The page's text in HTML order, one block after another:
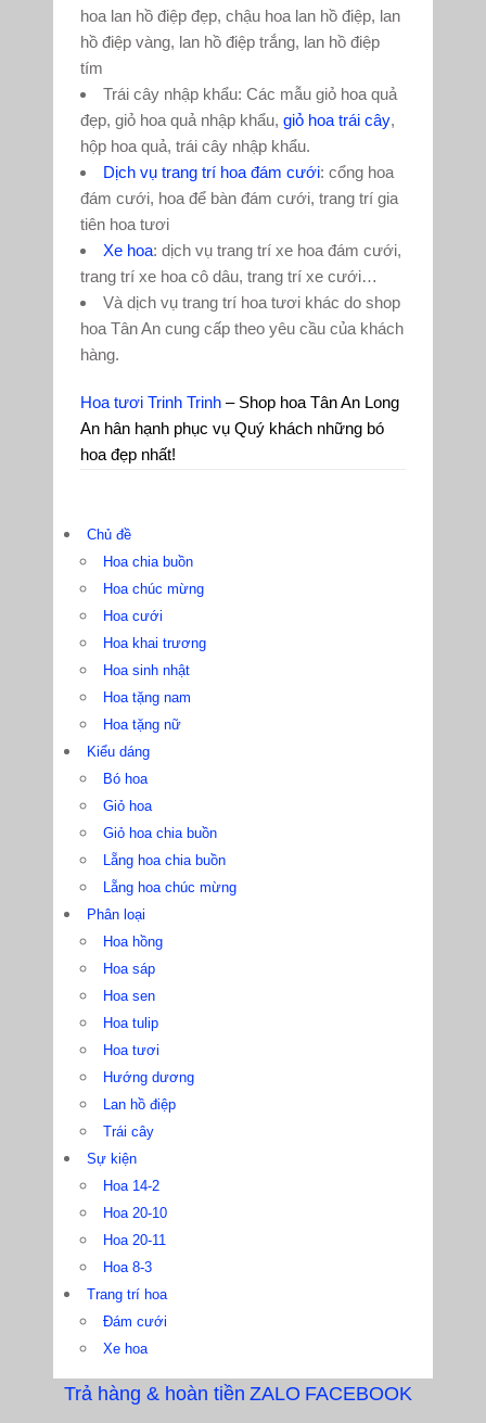
hoa lan hồ điệp đẹp, chậu hoa lan hồ điệp, lan
hồ điệp vàng, lan hồ điệp trắng, lan hồ điệp
tím
Trái cây nhập khẩu: Các mẫu giỏ hoa quả
đẹp, giỏ hoa quả nhập khẩu, giỏ hoa trái cây,
hộp hoa quả, trái cây nhập khẩu.
Dịch vụ trang trí hoa đám cưới: cổng hoa
đám cưới, hoa để bàn đám cưới, trang trí gia
tiên hoa tươi
Xe hoa: dịch vụ trang trí xe hoa đám cưới,
trang trí xe hoa cô dâu, trang trí xe cưới…
Và dịch vụ trang trí hoa tươi khác do shop
hoa Tân An cung cấp theo yêu cầu của khách
hàng.
Hoa tươi Trinh Trinh – Shop hoa Tân An Long
An hân hạnh phục vụ Quý khách những bó
hoa đẹp nhất!
Chủ đề
Hoa chia buồn
Hoa chúc mừng
Hoa cưới
Hoa khai trương
Hoa sinh nhật
Hoa tặng nam
Hoa tặng nữ
Kiểu dáng
Bó hoa
Giỏ hoa
Giỏ hoa chia buồn
Lẵng hoa chia buồn
Lẵng hoa chúc mừng
Phân loại
Hoa hồng
Hoa sáp
Hoa sen
Hoa tulip
Hoa tươi
Hướng dương
Lan hồ điệp
Trái cây
Sự kiện
Hoa 14-2
Hoa 20-10
Hoa 20-11
Hoa 8-3
Trang trí hoa
Đám cưới
Xe hoa
Trả hàng & hoàn tiền ZALO FACEBOOK